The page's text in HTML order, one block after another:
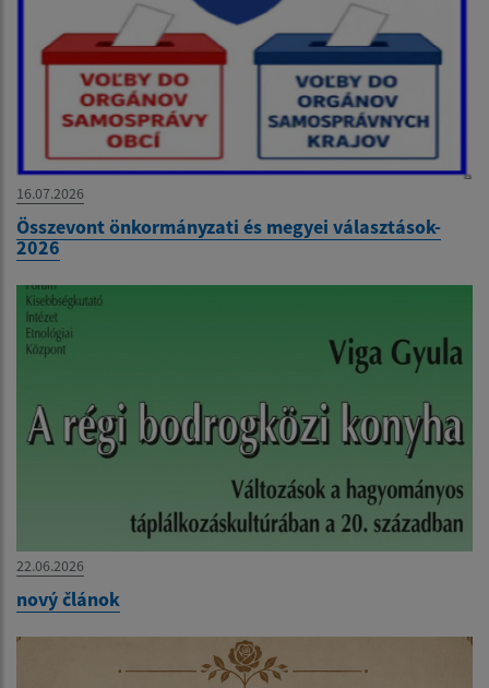
16.07.2026
Összevont önkormányzati és megyei választások-
2026
22.06.2026
nový článok